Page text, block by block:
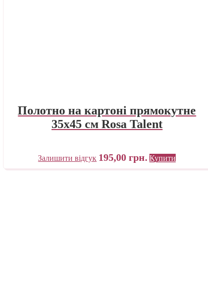
Полотно на картоні прямокутне
35х45 см Rosa Talent
Залишити відгук 195,00грн. Купити